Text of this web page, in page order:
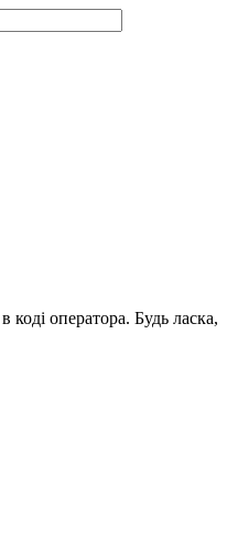
оператора. Будь ласка,